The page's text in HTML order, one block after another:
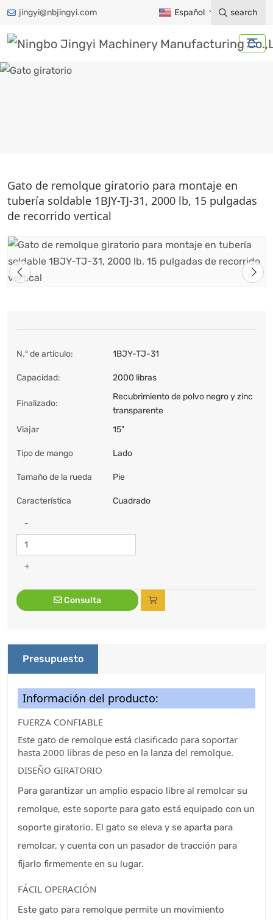
jingyi@nbjingyi.com Español search
GATO GIRATORIO
Hogar Productos
Accesorios para remolques
Gato de remolque
Gato giratorio
Gato de remolque giratorio para montaje en
tubería soldable 1BJY-TJ-31, 2000 lb, 15 pulgadas
de recorrido vertical
N.º de artículo: 1BJY-TJ-31
Capacidad: 2000 libras
Finalizado:
Recubrimiento de polvo negro y zinc
transparente
Viajar
15"
Tipo de mango Lado
Tamaño de la rueda Pie
Característica Cuadrado
-
+
Consulta
Presupuesto
Información del producto:
FUERZA CONFIABLE
Este gato de remolque está clasificado para soportar
hasta 2000 libras de peso en la lanza del remolque.
DISEÑO GIRATORIO
Para garantizar un amplio espacio libre al remolcar su
remolque, este soporte para gato está equipado con un
soporte giratorio. El gato se eleva y se aparta para
remolcar, y cuenta con un pasador de tracción para
fijarlo firmemente en su lugar.
FÁCIL OPERACIÓN
Este gato para remolque permite un movimiento